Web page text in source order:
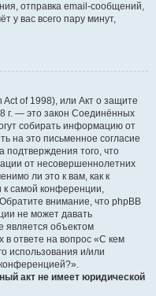
отправка email-сообщений,
у вас всего пару минут,
Act of 1998), или Акт о защите
г. — это закон Соединённых
собирать информацию от
на это письменное согласие
подтверждения того, что
от несовершеннолетних
ли это к вам, как к
самой конференции,
внимание, что phpBB
не может давать
является объектом
в ответе на вопрос «С кем
использования и/или
акт не имеет юридической